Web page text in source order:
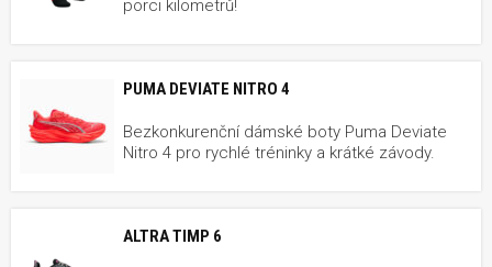
porci kilometrů!
PUMA DEVIATE NITRO 4
Bezkonkurenční dámské boty Puma Deviate
Nitro 4 pro rychlé tréninky a krátké závody.
ALTRA TIMP 6